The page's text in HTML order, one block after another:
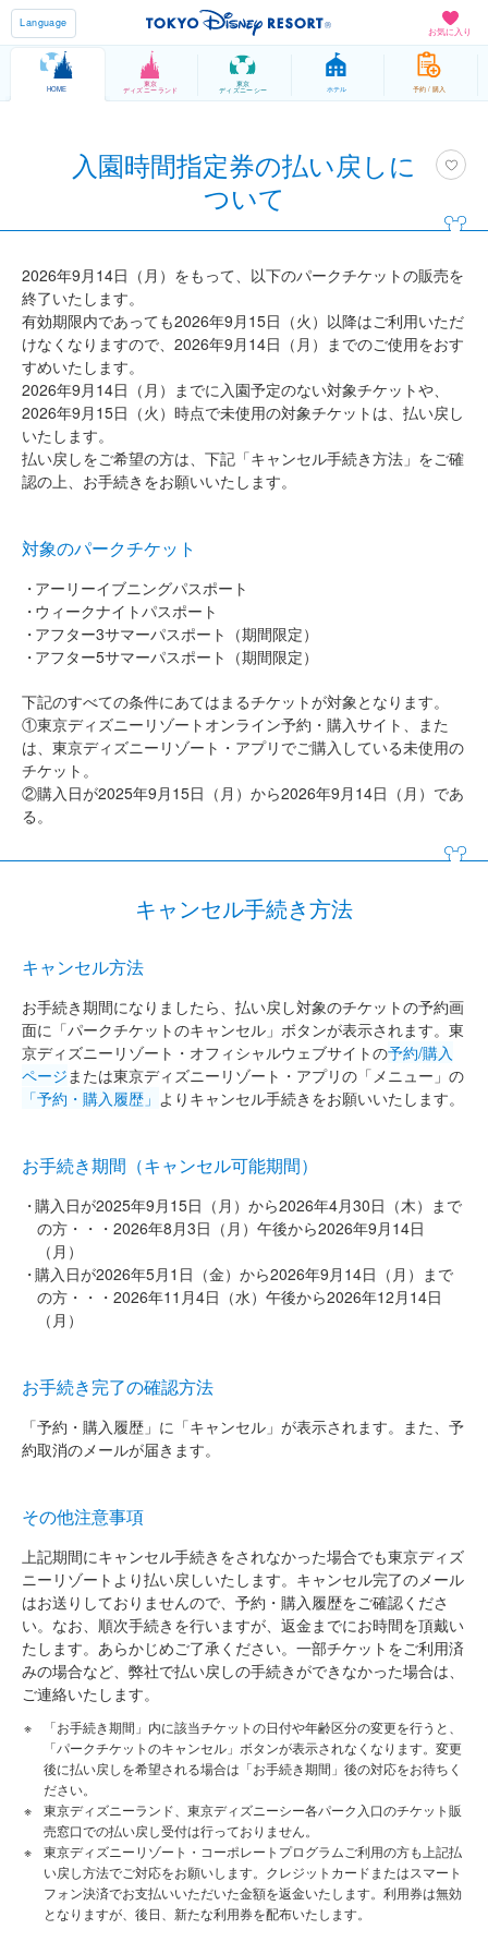
お気に入り
Language
HOME
東京
ディズニーランド
東京
ディズニーシー ホテル 予約 / 購入
入園時間指定券の払い戻しに
ついて
2026年9月14日（月）をもって、以下のパークチケットの販売を
終了いたします。
有効期限内であっても2026年9月15日（火）以降はご利用いただ
けなくなりますので、2026年9月14日（月）までのご使用をおす
すめいたします。
2026年9月14日（月）までに入園予定のない対象チケットや、
2026年9月15日（火）時点で未使用の対象チケットは、払い戻し
いたします。
払い戻しをご希望の方は、下記「キャンセル手続き方法」をご確
認の上、お手続きをお願いいたします。
対象のパークチケット
アーリーイブニングパスポート
ウィークナイトパスポート
アフター3サマーパスポート（期間限定）
アフター5サマーパスポート（期間限定）
下記のすべての条件にあてはまるチケットが対象となります。
①東京ディズニーリゾートオンライン予約・購入サイト、また
は、東京ディズニーリゾート・アプリでご購入している未使用の
チケット。
②購入日が2025年9月15日（月）から2026年9月14日（月）であ
る。
キャンセル手続き方法
キャンセル方法
お手続き期間になりましたら、払い戻し対象のチケットの予約画
面に「パークチケットのキャンセル」ボタンが表示されます。東
京ディズニーリゾート・オフィシャルウェブサイトの予約/購入
ページまたは東京ディズニーリゾート・アプリの「メニュー」の
「予約・購入履歴」 よりキャンセル手続きをお願いいたします。
お手続き期間（キャンセル可能期間）
購入日が2025年9月15日（月）から2026年4月30日（木）まで
の方・・・2026年8月3日（月）午後から2026年9月14日
（月）
購入日が2026年5月1日（金）から2026年9月14日（月）まで
の方・・・2026年11月4日（水）午後から2026年12月14日
（月）
お手続き完了の確認方法
「予約・購入履歴」に「キャンセル」が表示されます。また、予
約取消のメールが届きます。
その他注意事項
上記期間にキャンセル手続きをされなかった場合でも東京ディズ
ニーリゾートより払い戻しいたします。キャンセル完了のメール
はお送りしておりませんので、予約・購入履歴をご確認くださ
い。なお、順次手続きを行いますが、返金までにお時間を頂戴い
たします。あらかじめご了承ください。一部チケットをご利用済
みの場合など、弊社で払い戻しの手続きができなかった場合は、
ご連絡いたします。
「お手続き期間」内に該当チケットの日付や年齢区分の変更を行うと、
「パークチケットのキャンセル」ボタンが表示されなくなります。変更
後に払い戻しを希望される場合は「お手続き期間」後の対応をお待ちく
ださい。
東京ディズニーランド、東京ディズニーシー各パーク入口のチケット販
売窓口での払い戻し受付は行っておりません。
東京ディズニーリゾート・コーポレートプログラムご利用の方も上記払
い戻し方法でご対応をお願いします。クレジットカードまたはスマート
フォン決済でお支払いいただいた金額を返金いたします。利用券は無効
となりますが、後日、新たな利用券を配布いたします。